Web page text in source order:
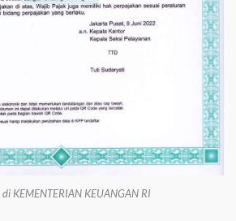
KEMENTERIAN KEUANGAN RI